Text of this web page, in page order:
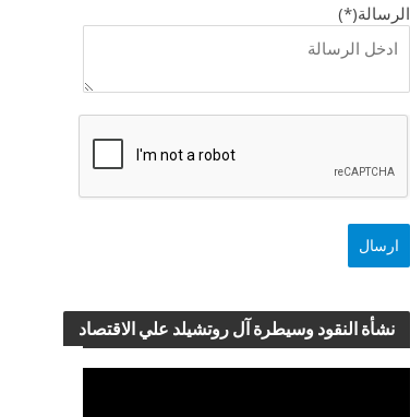
الرسالة(*)
نشأة النقود وسيطرة آل روتشيلد علي الاقتصاد